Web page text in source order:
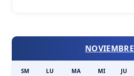
NOVIEMBRE
SM LU MA MI JU